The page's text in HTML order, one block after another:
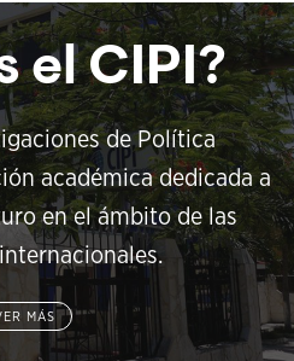
el CIPI?
de Política
académica dedicada a
en el ámbito de las
MÁS